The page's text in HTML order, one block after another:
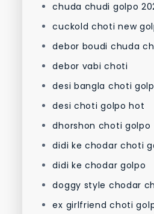
chuda chudi golpo
cuckold choti new
debor boudi chuda
debor vabi choti
desi bangla choti
desi choti golpo hot
dhorshon choti golpo
didi ke chodar choti
didi ke chodar golpo
doggy style chodar
ex girlfriend choti